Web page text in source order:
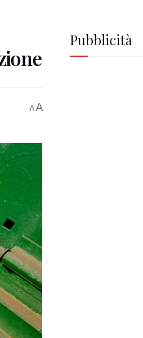
AA
Pubblicità